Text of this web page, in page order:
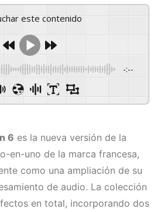
este contenido
-:--
6 es la nueva versión de la
en-uno de la marca francesa,
como una ampliación de su
de audio. La colección
en total, incorporando dos